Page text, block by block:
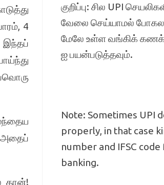
, 4
இந்தப்
தான்!
குறிப்பு: சில UPI
வேலை செய்யாமல்
மேலே உள்ள வங்கிக்
ஐ பயன்படுத்தவும்.
Note: Sometimes UPI
properly, in that case
number and IFSC
banking.